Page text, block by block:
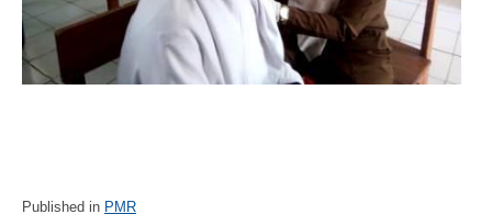
Published in PMR